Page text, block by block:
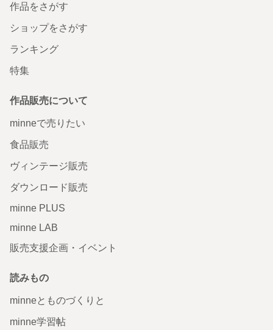
作品をさがす
ショップをさがす
ランキング
特集
作品販売について
minneで売りたい
食品販売
ヴィンテージ販売
ダウンロード販売
minne PLUS
minne LAB
販売支援企画・イベント
読みもの
minneとものづくりと
minne学習帖